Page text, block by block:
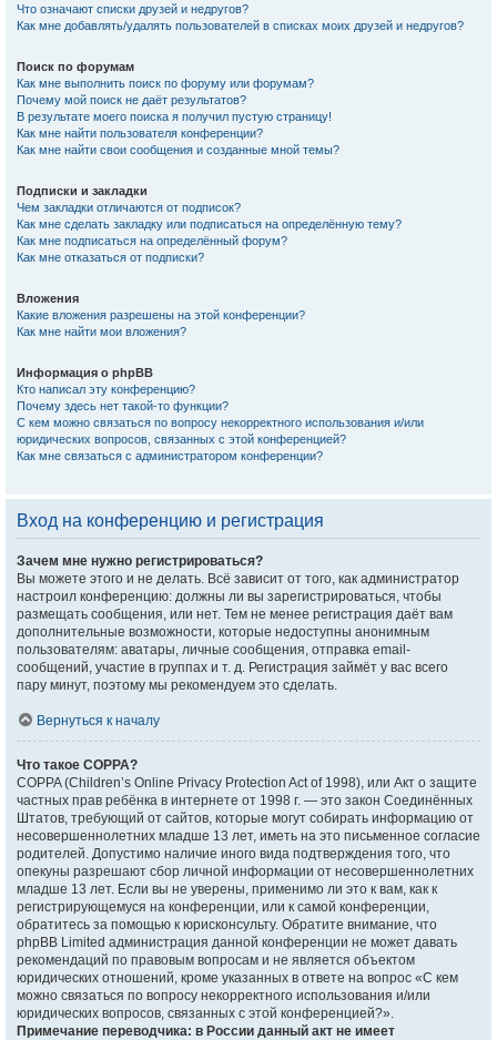
Что означают списки друзей и недругов?
Как мне добавлять/удалять пользователей в списках моих друзей и недругов?
Поиск по форумам
Как мне выполнить поиск по форуму или форумам?
Почему мой поиск не даёт результатов?
В результате моего поиска я получил пустую страницу!
Как мне найти пользователя конференции?
Как мне найти свои сообщения и созданные мной темы?
Подписки и закладки
Чем закладки отличаются от подписок?
Как мне сделать закладку или подписаться на определённую тему?
Как мне подписаться на определённый форум?
Как мне отказаться от подписки?
Вложения
Какие вложения разрешены на этой конференции?
Как мне найти мои вложения?
Информация о phpBB
Кто написал эту конференцию?
Почему здесь нет такой-то функции?
С кем можно связаться по вопросу некорректного использования и/или
юридических вопросов, связанных с этой конференцией?
Как мне связаться с администратором конференции?
Вход на конференцию и регистрация
Зачем мне нужно регистрироваться?
Вы можете этого и не делать. Всё зависит от того, как администратор
настроил конференцию: должны ли вы зарегистрироваться, чтобы
размещать сообщения, или нет. Тем не менее регистрация даёт вам
дополнительные возможности, которые недоступны анонимным
пользователям: аватары, личные сообщения, отправка email-
сообщений, участие в группах и т. д. Регистрация займёт у вас всего
пару минут, поэтому мы рекомендуем это сделать.
Вернуться к началу
Что такое COPPA?
COPPA (Children’s Online Privacy Protection Act of 1998), или Акт о защите
частных прав ребёнка в интернете от 1998 г. — это закон Соединённых
Штатов, требующий от сайтов, которые могут собирать информацию от
несовершеннолетних младше 13 лет, иметь на это письменное согласие
родителей. Допустимо наличие иного вида подтверждения того, что
опекуны разрешают сбор личной информации от несовершеннолетних
младше 13 лет. Если вы не уверены, применимо ли это к вам, как к
регистрирующемуся на конференции, или к самой конференции,
обратитесь за помощью к юрисконсульту. Обратите внимание, что
phpBB Limited администрация данной конференции не может давать
рекомендаций по правовым вопросам и не является объектом
юридических отношений, кроме указанных в ответе на вопрос «С кем
можно связаться по вопросу некорректного использования и/или
юридических вопросов, связанных с этой конференцией?».
Примечание переводчика: в России данный акт не имеет